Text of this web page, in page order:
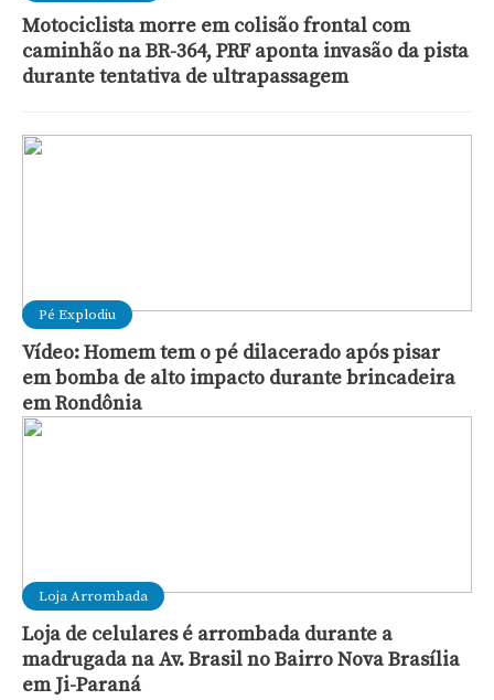
Motociclista morre em colisão frontal com
caminhão na BR-364, PRF aponta invasão da pista
durante tentativa de ultrapassagem
Pé Explodiu
Vídeo: Homem tem o pé dilacerado após pisar
em bomba de alto impacto durante brincadeira
em Rondônia
Loja Arrombada
Loja de celulares é arrombada durante a
madrugada na Av. Brasil no Bairro Nova Brasília
em Ji-Paraná